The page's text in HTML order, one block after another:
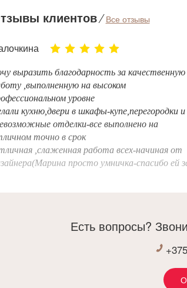
клиентов⁄Все отзывы
выразить благодарность за качественную
,выполненную на высоком
уровне
кухню,двери в шкафы-купе,перегородки и
отделки-все выполнено на
точно в срок
,слаженная работа всех-начиная от
просто умничка-спасибо ей
каменной столешницы и
во время исправлено и выполнено отлично
спасибо ,буду всем рекомендовать !!!
Есть вопросы?